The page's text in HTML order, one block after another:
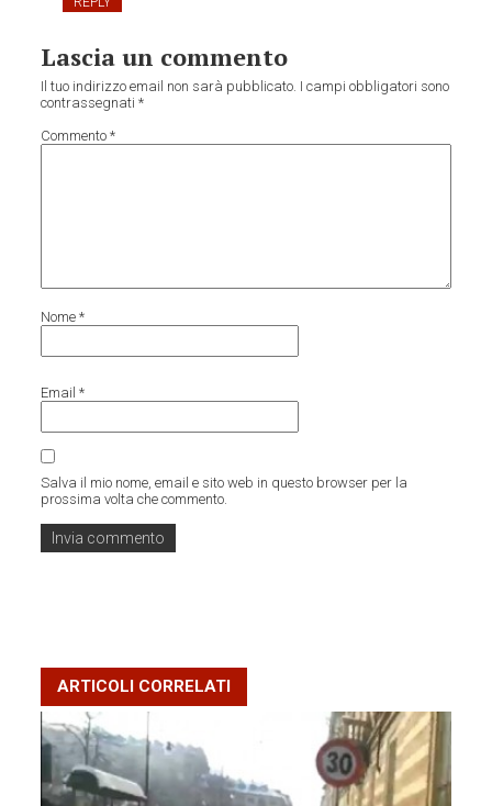
Lascia un commento
Il tuo indirizzo email non sarà pubblicato. I campi obbligatori sono
contrassegnati*
Commento*
Nome*
Email*
Salva il mio nome, email e sito web in questo browser per la
prossima volta che commento.
ARTICOLI CORRELATI